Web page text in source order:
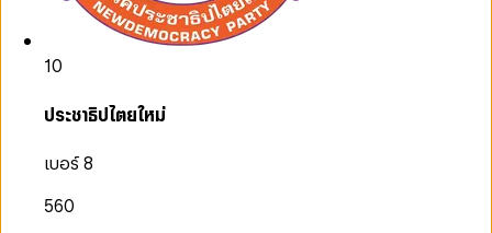
10
ประชาธิปไตยใหม่
เบอร์ 8
560